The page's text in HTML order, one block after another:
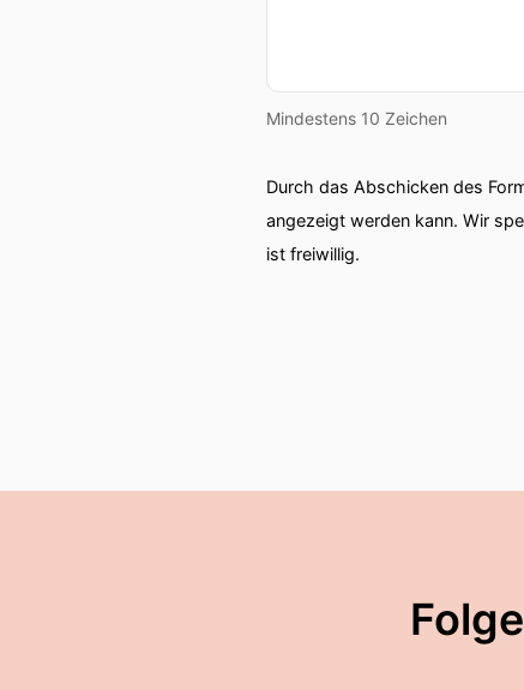
Mindestens 10 Zeichen
Durch das Abschicken des
angezeigt werden kann. Wir
ist freiwillig.